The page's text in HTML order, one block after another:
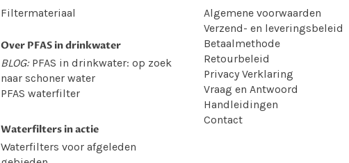
Algemene voorwaarden
Verzend- en leveringsbeleid
Betaalmethode
Retourbeleid
Privacy Verklaring
Vraag en Antwoord
Handleidingen
Contact
Filtermateriaal
Over PFAS in drinkwater
BLOG:PFAS in drinkwater: op zoek
naar schoner water
PFAS waterfilter
Waterfilters in actie
Waterfilters voor afgeleden